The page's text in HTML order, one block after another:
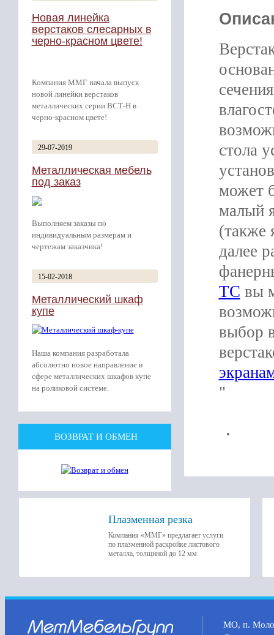
Новая линейка
верстаков слесарных в
черно-красном цвете!
Компания ММГ начала выпуск
новой линейки верстаков
металлических серии ВСТ-Н в
черно-красном цвете!
29-07-2019
Металлическая мебель
под заказ
Выполняем заказы по
индивидуальным размерам и
чертежам заказчика!
15-02-2018
Металлический шкаф
купе
Наша компания разработала
абсолютно новое направление в
сфере металлических шкафов купе
на роликовой системе.
ВОЗВРАТ И ОБМЕН
стола
может
малый
(также
далее
ТС вы
выбор
"
Плазменная резка
Компания «ММГ» предлагает услуги
по плазменной раскройке листового
металла, толщиной до 12 мм.
МО, п.